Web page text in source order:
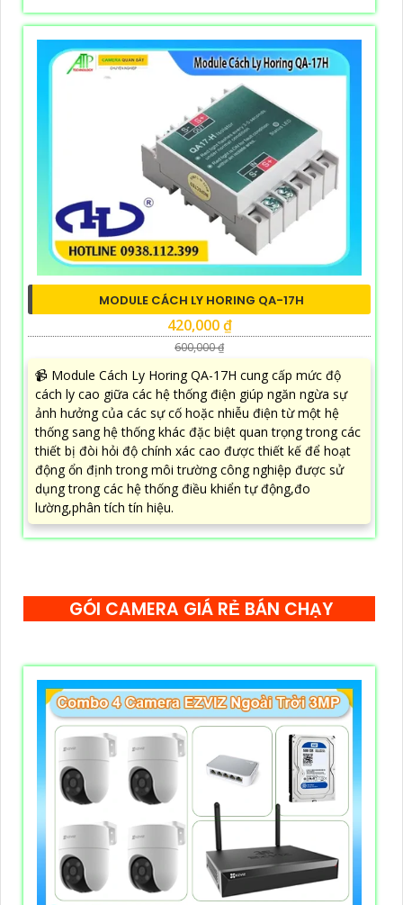
MODULE CÁCH LY HORING QA-17H
420,000 ₫
600,000 ₫
📹 Module Cách Ly Horing QA-17H cung cấp mức độ
cách ly cao giữa các hệ thống điện giúp ngăn ngừa sự
ảnh hưởng của các sự cố hoặc nhiễu điện từ một hệ
thống sang hệ thống khác đặc biệt quan trọng trong các
thiết bị đòi hỏi độ chính xác cao được thiết kế để hoạt
động ổn định trong môi trường công nghiệp được sử
dụng trong các hệ thống điều khiển tự động,đo
lường,phân tích tín hiệu.
GÓI CAMERA GIÁ RẺ BÁN CHẠY